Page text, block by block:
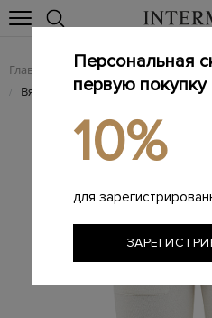
Главная Женщинам / Женская
/ Вязаные брюки-джоггеры из
Персональная
первую покупку
10%
для